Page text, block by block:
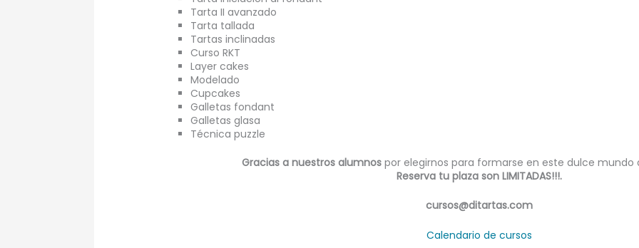
Tarta II avanzado
Tarta tallada
Tartas inclinadas
Curso RKT
Layer cakes
Modelado
Cupcakes
Galletas fondant
Galletas glasa
Técnica puzzle
Gracias a nuestros alumnospor elegirnos para formarse en este dulce mundo
Reserva tu plaza son LIMITADAS!!!.
cursos@ditartas.com
Calendario de cursos